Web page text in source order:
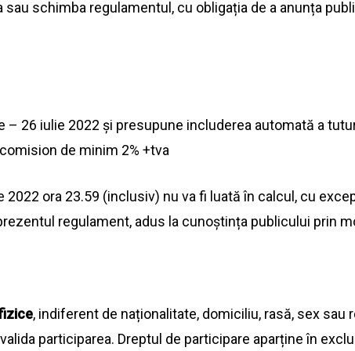
sau schimba regulamentul, cu obligația de a anunța
– 26 iulie 2022 și presupune includerea automată a
de minim 2% +tva
2022 ora 23.59 (inclusiv) nu va fi luată în calcul, cu
regulament, adus la cunoștința publicului prin
, indiferent de naționalitate, domiciliu, rasă, sex sau
valida participarea. Dreptul de participare aparține în